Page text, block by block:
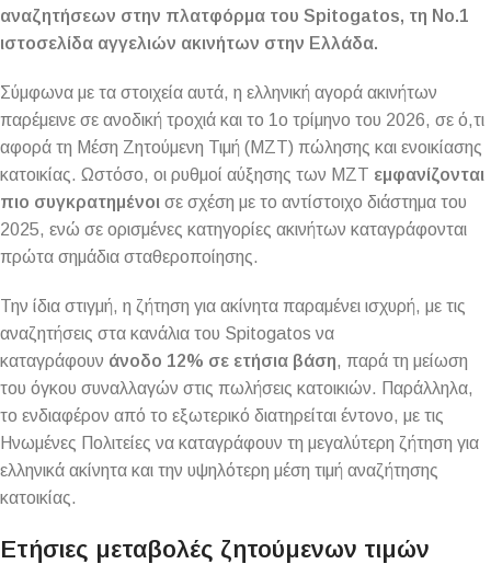
αναζητήσεων στην πλατφόρμα του Spitogatos, τη Νο.1
ιστοσελίδα αγγελιών ακινήτων στην Ελλάδα.
Σύμφωνα με τα στοιχεία αυτά, η ελληνική αγορά ακινήτων
παρέμεινε σε ανοδική τροχιά και το 1ο τρίμηνο του 2026, σε ό,τι
αφορά τη Μέση Ζητούμενη Τιμή (ΜΖΤ) πώλησης και ενοικίασης
κατοικίας. Ωστόσο, οι ρυθμοί αύξησης των ΜΖΤ εμφανίζονται
πιο συγκρατημένοι σε σχέση με το αντίστοιχο διάστημα του
2025, ενώ σε ορισμένες κατηγορίες ακινήτων καταγράφονται
πρώτα σημάδια σταθεροποίησης.
Την ίδια στιγμή, η ζήτηση για ακίνητα παραμένει ισχυρή, με τις
αναζητήσεις στα κανάλια του Spitogatos να
καταγράφουν άνοδο 12% σε ετήσια βάση, παρά τη μείωση
του όγκου συναλλαγών στις πωλήσεις κατοικιών. Παράλληλα,
το ενδιαφέρον από το εξωτερικό διατηρείται έντονο, με τις
Ηνωμένες Πολιτείες να καταγράφουν τη μεγαλύτερη ζήτηση για
ελληνικά ακίνητα και την υψηλότερη μέση τιμή αναζήτησης
κατοικίας.
Ετήσιες μεταβολές ζητούμενων τιμών